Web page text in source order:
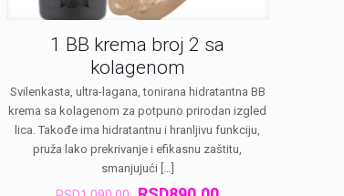
1 BB krema broj 2 sa
kolagenom
Svilenkasta, ultra-lagana, tonirana hidratantna BB
krema sa kolagenom za potpuno prirodan izgled
lica. Takođe ima hidratantnu i hranljivu funkciju,
pruža lako prekrivanje i efikasnu zaštitu,
smanjujući